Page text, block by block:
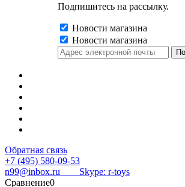
Подпишитесь на рассылку.
Новости магазина
Новости магазина
Обратная связь
+7 (495) 580-09-53
n99@inbox.ru Skype: r-toys
Сравнение0